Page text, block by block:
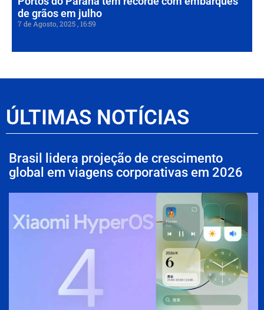
de grãos em julho
7 de Agosto, 2025 16:59
ÚLTIMAS NOTÍCIAS
Brasil lidera projeção de crescimento
global em viagens corporativas em 2026